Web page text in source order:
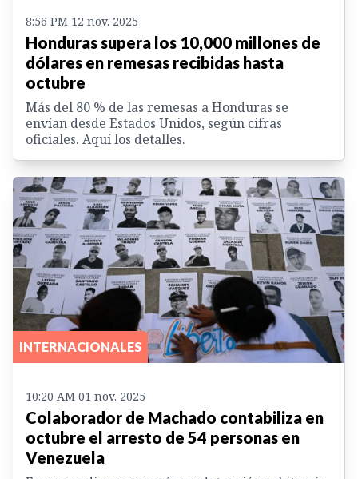
8:56 PM 12 nov. 2025
Honduras supera los 10,000 millones de
dólares en remesas recibidas hasta
octubre
Más del 80 % de las remesas a Honduras se
envían desde Estados Unidos, según cifras
oficiales. Aquí los detalles.
INTERNACIONALES
10:20 AM 01 nov. 2025
Colaborador de Machado contabiliza en
octubre el arresto de 54 personas en
Venezuela